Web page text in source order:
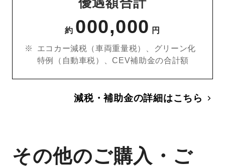
約 000,000 円
エコカー減税（車両重量税）、グリーン化
特例（自動車税）、CEV補助金の合計額
減税・補助金の詳細はこちら
その他のご購入・ご